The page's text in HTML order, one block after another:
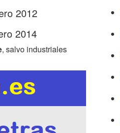
2012
2014
, salvo industriales